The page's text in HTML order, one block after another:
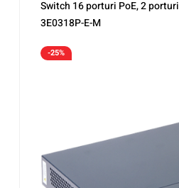
Switch 16 porturi PoE, 2
3E0318P-E-M
-25%